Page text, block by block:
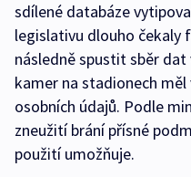
sdílené databáze
legislativu dlouho čekaly
následně spustit sběr
kamer na stadionech
osobních údajů. Podle
zneužití brání přísné
použití umožňuje.